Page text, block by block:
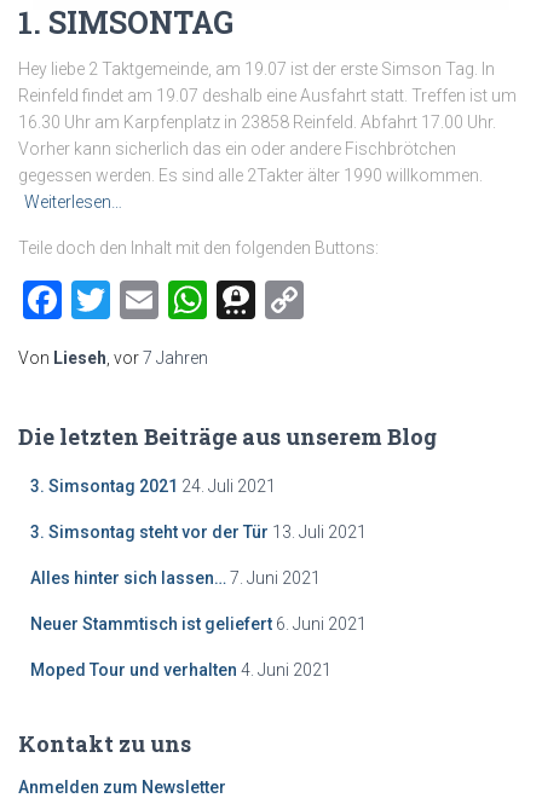
1. SIMSONTAG
Hey liebe 2 Taktgemeinde, am 19.07 ist der erste Simson Tag. In
Reinfeld findet am 19.07 deshalb eine Ausfahrt statt. Treffen ist um
16.30 Uhr am Karpfenplatz in 23858 Reinfeld. Abfahrt 17.00 Uhr.
Vorher kann sicherlich das ein oder andere Fischbrötchen
gegessen werden. Es sind alle 2Takter älter 1990 willkommen.
Weiterlesen…
Teile doch den Inhalt mit den folgenden Buttons:
Facebook
Twitter
EmailWhatsApp
Threema
Von Lieseh , vor7 Jahren
Die letzten Beiträge aus unserem Blog
3. Simsontag 2021 24. Juli 2021
3. Simsontag steht vor der Tür 13. Juli 2021
Alles hinter sich lassen… 7. Juni 2021
Neuer Stammtisch ist geliefert 6. Juni 2021
Moped Tour und verhalten 4. Juni 2021
Kontakt zu uns
Anmelden zum Newsletter